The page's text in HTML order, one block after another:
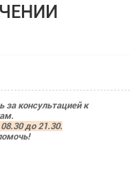
за консультацией к
до 21.30.